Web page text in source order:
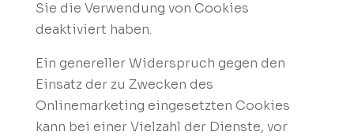
Sie die Verwendung von Cookies
deaktiviert haben.
Ein genereller Widerspruch gegen den
Einsatz der zu Zwecken des
Onlinemarketing eingesetzten Cookies
kann bei einer Vielzahl der Dienste, vor